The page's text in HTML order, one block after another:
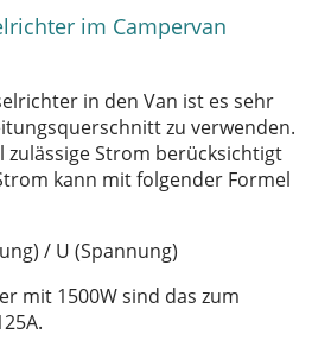
im Campervan
in den Van ist es sehr
zu verwenden.
zulässige Strom berücksichtigt
kann mit folgender Formel
/ U (Spannung)
mit 1500W sind das zum